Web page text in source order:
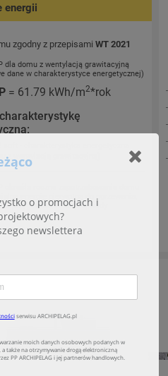
energii
zgodny z przepisami WT 2021
dla domu z wentylacją grawitacyjną
dane w charakterystyce energetycznej)
= 61.79 kWh/m2*rok
z wentylacją grawitacyjną)
energię pierwotną do ogrzewania,
przygotowania ciepłej wody